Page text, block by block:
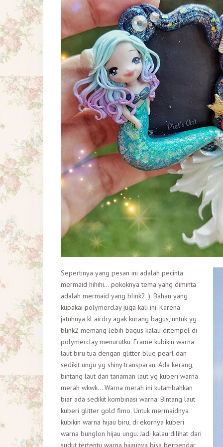
Sepertinya yang pesan ini adalah pecinta
mermaid hihihi… pokoknya tema yang diminta
adalah mermaid yang blink2 :). Bahan yang
kupakai polymerclay juga kali ini. Karena
jatuhnya kl airdry agak kurang bagus, untuk yg
blink2 memang lebih bagus kalau ditempel di
polymerclay menurutku. Frame kubikin warna
laut biru tua dengan glitter blue pearl dan
sedikit ungu yg shiny transparan. Ada kerang,
bintang laut dan tanaman laut yg kuberi warna
merah wkwk… Warna merah ini kutambahkan
biar ada sedikit kombinasi warna. Bintang laut
kuberi glitter gold fimo. Untuk mermaidnya
kubikin warna hijau biru, di ekornya kuberi
warna bunglon hijau ungu. Jadi kalau dilihat dari
sudut tertentu warna hijaunya bisa berpendar